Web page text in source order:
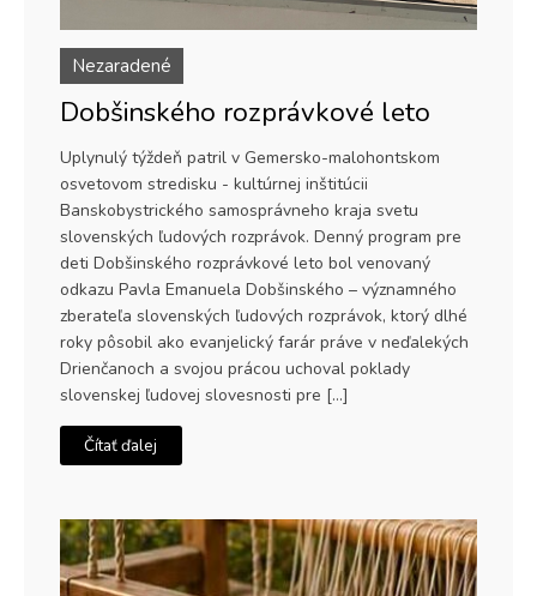
Nezaradené
Dobšinského rozprávkové leto
Uplynulý týždeň patril v Gemersko-malohontskom
osvetovom stredisku - kultúrnej inštitúcii
Banskobystrického samosprávneho kraja svetu
slovenských ľudových rozprávok. Denný program pre
deti Dobšinského rozprávkové leto bol venovaný
odkazu Pavla Emanuela Dobšinského – významného
zberateľa slovenských ľudových rozprávok, ktorý dlhé
roky pôsobil ako evanjelický farár práve v neďalekých
Drienčanoch a svojou prácou uchoval poklady
slovenskej ľudovej slovesnosti pre […]
Čítať ďalej